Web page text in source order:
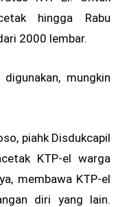
hingga Rabu
2000 lembar.
mungkin
piahk Disdukcapil
KTP-el warga
membawa KTP-el
diri yang lain.